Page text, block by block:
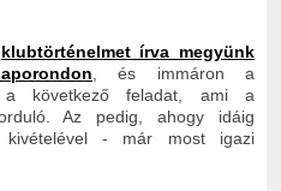
klubtörténelmet írva megyünk
, és immáron a
a következő feladat, ami a
Az pedig, ahogy idáig
- már most igazi